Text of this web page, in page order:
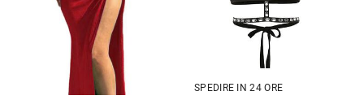
SPEDIRE IN 24 ORE